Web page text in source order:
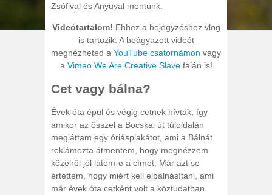
Zsófival és Anyuval mentünk.
Videótartalom! Ehhez a bejegyzéshez vlog
is tartozik. A beágyazott videót
megnézheted a YouTube csatornámon vagy
a Vimeo We Are Creative Slavefalán is!
Cet vagy bálna?
Évek óta épül és végig cetnek hívták, így
amikor az ősszel a Bocskai út túloldalán
megláttam egy óriásplakátot, ami a Bálnát
reklámozta átmentem, hogy megnézzem
közelről jól látom-e a címet. Már azt se
értettem, hogy miért kell elbálnásítani, ami
már évek óta cetként volt a köztudatban.